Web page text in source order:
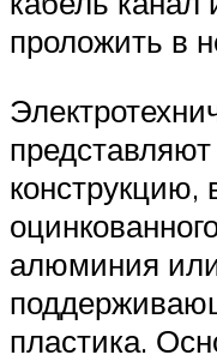
проложить в
алюминия
пластика.